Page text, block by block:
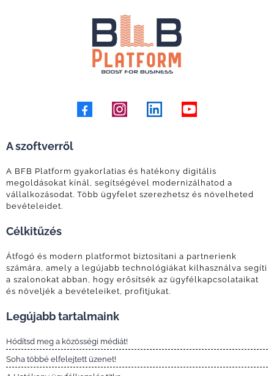
A szoftverről
A BFB Platform gyakorlatias és hatékony digitális
megoldásokat kínál, segítségével modernizálhatod a
vállalkozásodat. Több ügyfelet szerezhetsz és növelheted
bevételeidet.
Célkitűzés
Átfogó és modern platformot biztosítani a partnerienk
számára, amely a legújabb technológiákat kilhasználva segíti
a szalonokat abban, hogy erősítsék az ügyfélkapcsolataikat
és növeljék a bevételeiket, profitjukat.
Legújabb tartalmaink
Hódítsd meg a közösségi médiát!
Soha többé elfelejtett üzenet!